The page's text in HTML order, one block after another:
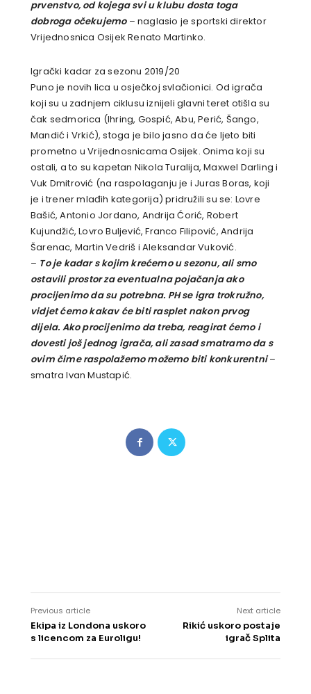
prvenstvo, od kojega svi u klubu dosta toga
dobroga očekujemo– naglasio je sportski direktor
Vrijednosnica Osijek Renato Martinko.
Igrački kadar za sezonu 2019/20
Puno je novih lica u osječkoj svlačionici. Od igrača
koji su u zadnjem ciklusu iznijeli glavni teret otišla su
čak sedmorica (Ihring, Gospić, Abu, Perić, Šango,
Mandić i Vrkić), stoga je bilo jasno da će ljeto biti
prometno u Vrijednosnicama Osijek. Onima koji su
ostali, a to su kapetan Nikola Turalija, Maxwel Darling i
Vuk Dmitrović (na raspolaganju je i Juras Boras, koji
je i trener mlađih kategorija) pridružili su se: Lovre
Bašić, Antonio Jordano, Andrija Ćorić, Robert
Kujundžić, Lovro Buljević, Franco Filipović, Andrija
Šarenac, Martin Vedriš i Aleksandar Vuković.
– To je kadar s kojim krećemo u sezonu, ali smo
ostavili prostor za eventualna pojačanja ako
procijenimo da su potrebna. PH se igra trokružno,
vidjet ćemo kakav će biti rasplet nakon prvog
dijela. Ako procijenimo da treba, reagirat ćemo i
dovesti još jednog igrača, ali zasad smatramo da s
ovim čime raspolažemo možemo biti konkurentni–
smatra Ivan Mustapić.
Previous article
Ekipa iz Londona uskoro
s licencom za Euroligu!
Next article
Rikić uskoro postaje
igrač Splita